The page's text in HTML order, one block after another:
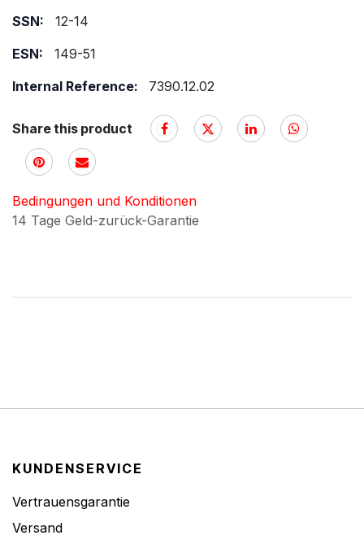
SSN:
12-14
ESN:
149-51
Internal Reference:
7390.12.02
Share this product
Bedingungen und Konditionen
14 Tage Geld-zurück-Garantie
KUNDENSERVICE
Vertrauensgarantie
Versand